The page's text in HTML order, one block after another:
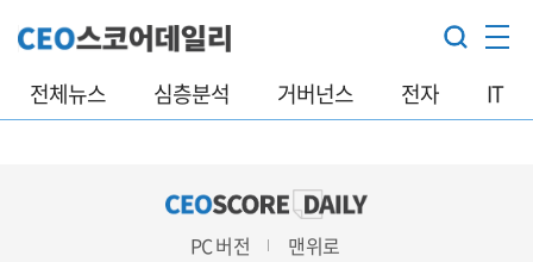
전체뉴스 심층분석 거버넌스 전자 IT
PC 버전 맨위로